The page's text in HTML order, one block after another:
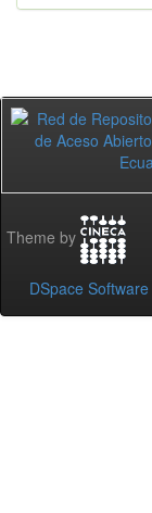
Theme by
DSpace Software